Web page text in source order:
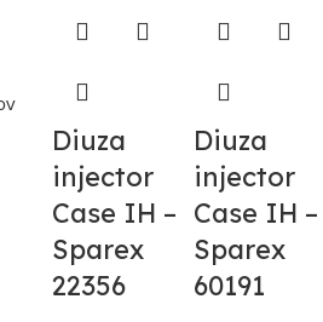
Diuza
injector
Case IH –
Sparex
22356
Diuza
injector
Case IH –
Sparex
60191